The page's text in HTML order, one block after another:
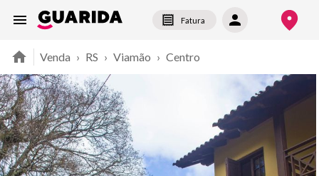
Fatura
Venda › RS › Viamão › Centro